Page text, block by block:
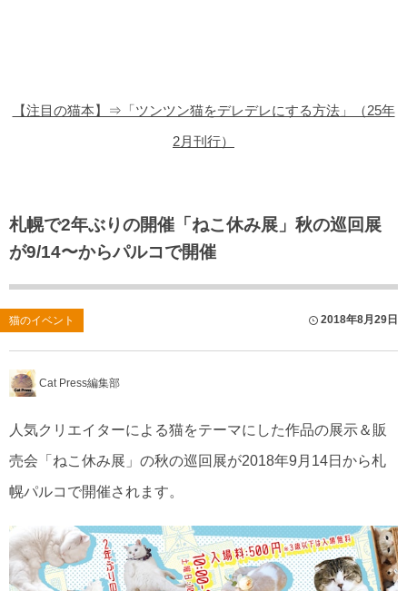
【注目の猫本】⇒「ツンツン猫をデレデレにする方法」（25年
2月刊行）
札幌で2年ぶりの開催「ねこ休み展」秋の巡回展
が9/14〜からパルコで開催
猫のイベント 2018年8月29日
Cat Press編集部
人気クリエイターによる猫をテーマにした作品の展示＆販
売会「ねこ休み展」の秋の巡回展が2018年9月14日から札
幌パルコで開催されます。
猫のゲーム・アプリ
猫のフリー写真素材